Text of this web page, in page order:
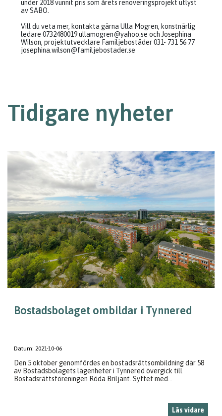
under 2018 vunnit pris som årets renoveringsprojekt utlyst
av SABO.
Vill du veta mer, kontakta gärna Ulla Mogren, konstnärlig
ledare 0732480019ullamogren@yahoo.se och Josephina
Wilson, projektutvecklare Familjebostäder 031- 731 56 77
josephina.wilson@familjebostader.se
Tidigare nyheter
Bostadsbolaget ombildar i Tynnered
Datum: 2021-10-06
Den 5 oktober genomfördes en bostadsrättsombildning där 58
av Bostadsbolagets lägenheter i Tynnered övergick till
Bostadsrättsföreningen Röda Briljant. Syftet med...
Läs vidare